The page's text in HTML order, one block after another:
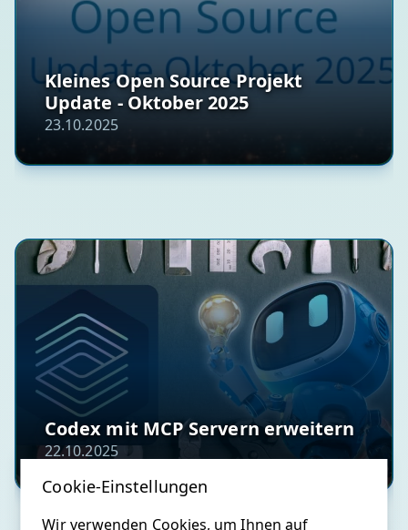
Kleines Open Source Projekt
Update - Oktober 2025
23.10.2025
Codex mit MCP Servern erweitern
22.10.2025
Cookie-Einstellungen
Wir verwenden Cookies, um Ihnen auf